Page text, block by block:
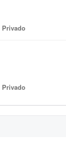
Privado
Privado